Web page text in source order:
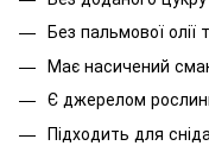
Без пальмової олії
Має насичений
Є джерелом
Підходить для